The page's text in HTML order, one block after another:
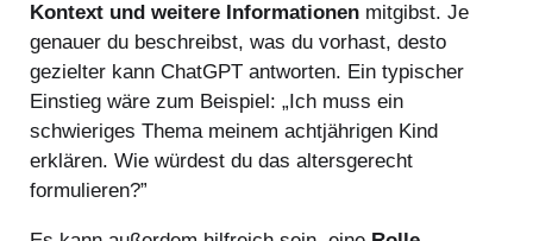
Kontext und weitere Informationen mitgibst. Je
genauer du beschreibst, was du vorhast, desto
gezielter kann ChatGPT antworten. Ein typischer
Einstieg wäre zum Beispiel: „Ich muss ein
schwieriges Thema meinem achtjährigen Kind
erklären. Wie würdest du das altersgerecht
formulieren?”